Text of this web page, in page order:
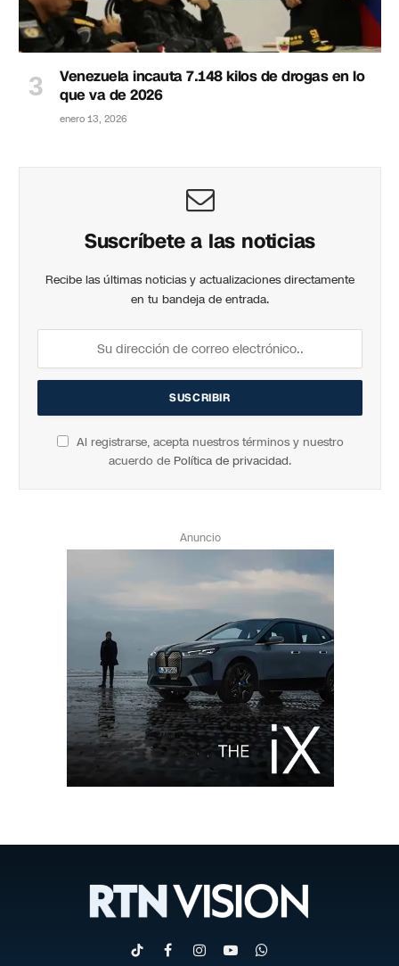
Venezuela incauta 7.148 kilos de drogas en lo
que va de 2026
enero 13, 2026
Suscríbete a las noticias
Recibe las últimas noticias y actualizaciones directamente
en tu bandeja de entrada.
Al registrarse, acepta nuestros términos y nuestro
acuerdo de Política de privacidad.
Anuncio
TikTokFacebookInstagram
YouTubeWhatsApp